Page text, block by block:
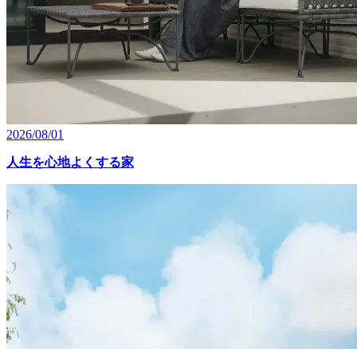
2026/08/01
人生を心地よくする家